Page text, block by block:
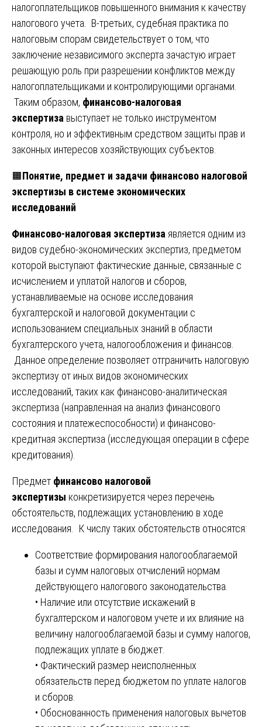
налогоплательщиков повышенного внимания к качеству
налогового учета. В-третьих, судебная практика по
налоговым спорам свидетельствует о том, что
заключение независимого эксперта зачастую играет
решающую роль при разрешении конфликтов между
налогоплательщиками и контролирующими органами.
Таким образом, финансово-налоговая
экспертиза выступает не только инструментом
контроля, но и эффективным средством защиты прав и
законных интересов хозяйствующих субъектов.
🟧Понятие, предмет и задачи финансово налоговой
экспертизы в системе экономических
исследований
Финансово-налоговая экспертиза является одним из
видов судебно-экономических экспертиз, предметом
которой выступают фактические данные, связанные с
исчислением и уплатой налогов и сборов,
устанавливаемые на основе исследования
бухгалтерской и налоговой документации с
использованием специальных знаний в области
бухгалтерского учета, налогообложения и финансов.
Данное определение позволяет отграничить налоговую
экспертизу от иных видов экономических
исследований, таких как финансово-аналитическая
экспертиза (направленная на анализ финансового
состояния и платежеспособности) и финансово-
кредитная экспертиза (исследующая операции в сфере
кредитования).
Предмет финансово налоговой
экспертизы конкретизируется через перечень
обстоятельств, подлежащих установлению в ходе
исследования. К числу таких обстоятельств относятся:
Соответствие формирования налогооблагаемой
базы и сумм налоговых отчислений нормам
действующего налогового законодательства.
• Наличие или отсутствие искажений в
бухгалтерском и налоговом учете и их влияние на
величину налогооблагаемой базы и сумму налогов,
подлежащих уплате в бюджет.
• Фактический размер неисполненных
обязательств перед бюджетом по уплате налогов
и сборов.
• Обоснованность применения налоговых вычетов